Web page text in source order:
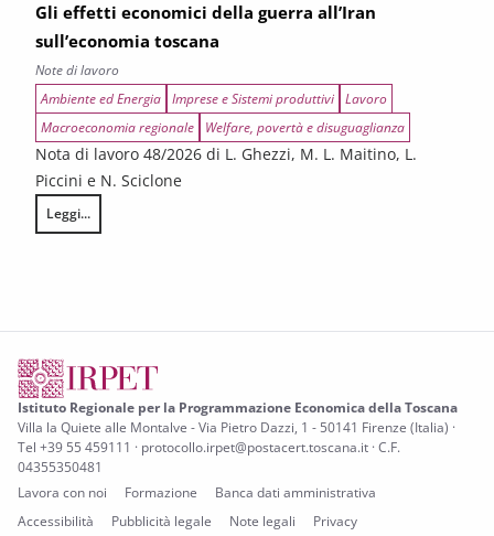
Gli effetti economici della guerra all’Iran
sull’economia toscana
Note di lavoro
Ambiente ed Energia Imprese e Sistemi produttivi Lavoro
Macroeconomia regionale
Welfare, povertà e disuguaglianza
Nota di lavoro 48/2026 di L. Ghezzi, M. L. Maitino, L.
Piccini e N. Sciclone
Leggi...
Gli effetti economici della guerra all’Iran sull’economia toscana
Istituto Regionale per la Programmazione Economica della Toscana
Villa la Quiete alle Montalve - Via Pietro Dazzi, 1 - 50141 Firenze (Italia) ·
Tel +39 55 459111 · protocollo.irpet@postacert.toscana.it · C.F.
04355350481
Lavora con noi
Formazione
Banca dati amministrativa
Accessibilità
Pubblicità legale Note legali Privacy